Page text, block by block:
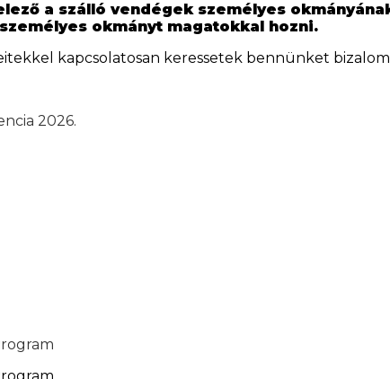
a szálló vendégek személyes
okmányt magatokkal hozni.
kapcsolatosan keressetek bennünket
2026.